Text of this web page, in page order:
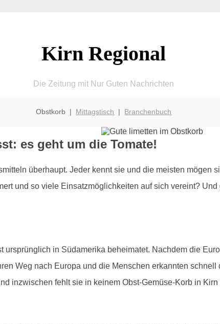
Kirn Regional
Die Zeitung mit Nur Guten Nachrichten
Obstkorb | Mittagstisch | Branchenbuch
es geht um die Tomate!
überhaupt. Jeder kennt sie und die meisten mögen
und so viele Einsatzmöglichkeiten auf sich vereint?
ursprünglich in Südamerika beheimatet. Nachdem die
Weg nach Europa und die Menschen erkannten
inzwischen fehlt sie in keinem Obst-Gemüse-Korb in Kirn